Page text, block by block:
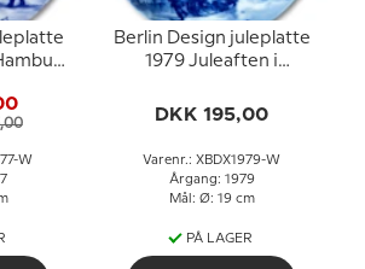
W
Berlin Design juleplatte
1979 Juleaften i
DKK 195,00
Varenr.: XBDX1979-W
Årgang: 1979
Mål: Ø: 19 cm
PÅ LAGER